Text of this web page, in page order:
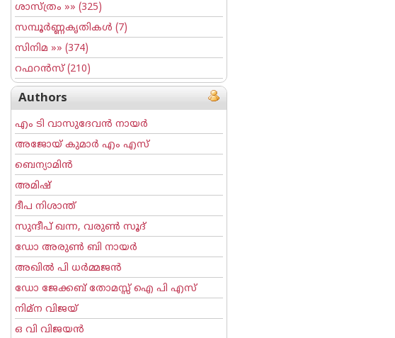
ശാസ്ത്രം »» (325)
സമ്പൂര്‍ണ്ണകൃതികള്‍ (7)
സിനിമ »» (374)
റഫറന്‍സ്(210)
Authors
എം ടി വാസുദേവന്‍ നായര്‍
അജോയ് കുമാര്‍ എം എസ്
ബെന്യാമിന്‍
അമിഷ്
ദീപ നിശാന്ത്
സുന്ദീപ് ഖന്ന, വരുൺ സൂദ്
ഡോ അരുണ്‍ ബി നായര്‍
അഖില്‍ പി ധര്‍മ്മജന്‍
ഡോ ജേക്കബ് തോമസ്സ് ഐ പി എസ്
നിമ്ന വിജയ്
ഒ വി വിജയന്‍